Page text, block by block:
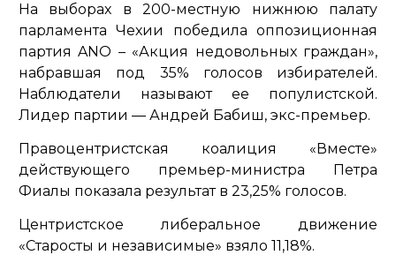
На выборах в 200-местную нижнюю палату
парламента Чехии победила оппозиционная
партия ANO – «Акция недовольных граждан»,
набравшая под 35% голосов избирателей.
Наблюдатели называют ее популистской.
Лидер партии — Андрей Бабиш, экс-премьер.
Правоцентристская коалиция «Вместе»
действующего премьер-министра Петра
Фиалы показала результат в 23,25% голосов.
Центристское либеральное движение
«Старосты и независимые» взяло 11,18%.